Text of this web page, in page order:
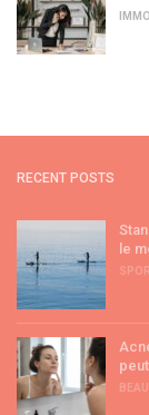
RECENT POSTS
le